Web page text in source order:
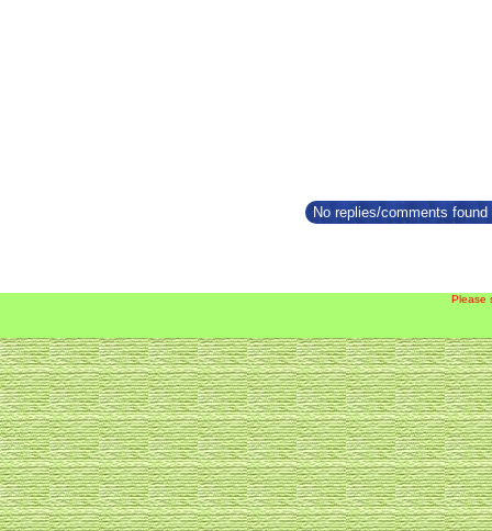
No replies/comments
Please